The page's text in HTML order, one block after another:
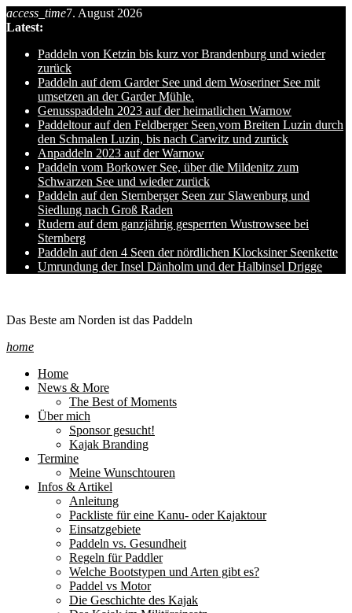
Skip
to
content
access_time7. August 2026
Latest:
Paddeln von Ketzin bis kurz vor Brandenburg und wieder
zurück
Paddeln auf dem Garder See und dem Woseriner See mit
umsetzen an der Garder Mühle.
Genusspaddeln 2023 auf der heimatlichen Warnow
Paddeltour auf den Feldberger Seen,vom Breiten Luzin durch
den Schmalen Luzin, bis nach Carwitz und zurück
Anpaddeln 2023 auf der Warnow
Paddeln vom Borkower See, über die Mildenitz zum
Schwarzen See und wieder zurück
Paddeln auf den Sternberger Seen zur Slawenburg und
Siedlung nach Groß Raden
Rudern auf dem ganzjährig gesperrten Wustrowsee bei
Sternberg
Paddeln auf den 4 Seen der nördlichen Klocksiner Seenkette
Umrundung der Insel Dänholm und der Halbinsel Drigge
Das Beste am Norden ist das Paddeln
home
Home
News & More
The Best of Moments
Über mich
Sponsor gesucht!
Kajak Branding
Termine
Meine Wunschtouren
Infos & Artikel
Anleitung
Packliste für eine Kanu- oder Kajaktour
Einsatzgebiete
Paddeln vs. Gesundheit
Regeln für Paddler
Welche Bootstypen und Arten gibt es?
Paddel vs Motor
Die Geschichte des Kajak